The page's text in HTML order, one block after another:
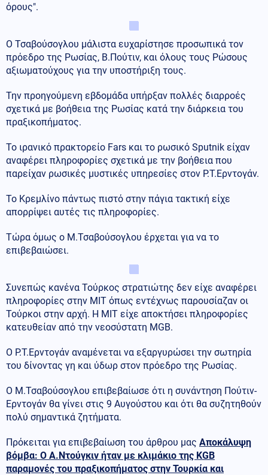
όρους".
Ο Τσαβούσογλου μάλιστα ευχαρίστησε προσωπικά τον
πρόεδρο της Ρωσίας, Β.Πούτιν, και όλους τους Ρώσους
αξιωματούχους για την υποστήριξη τους.
Την προηγούμενη εβδομάδα υπήρξαν πολλές διαρροές
σχετικά με βοήθεια της Ρωσίας κατά την διάρκεια του
πραξικοπήματος.
Το ιρανικό πρακτορείο Fars και το ρωσικό Sputnik είχαν
αναφέρει πληροφορίες σχετικά με την βοήθεια που
παρείχαν ρωσικές μυστικές υπηρεσίες στον Ρ.Τ.Ερντογάν.
Το Κρεμλίνο πάντως πιστό στην πάγια τακτική είχε
απορρίψει αυτές τις πληροφορίες.
Τώρα όμως ο Μ.Τσαβούσογλου έρχεται για να το
επιβεβαιώσει.
Συνεπώς κανένα Τούρκος στρατιώτης δεν είχε αναφέρει
πληροφορίες στην ΜΙΤ όπως εντέχνως παρουσίαζαν οι
Τούρκοι στην αρχή. Η ΜΙΤ είχε αποκτήσει πληροφορίες
κατευθείαν από την νεοσύστατη MGB.
Ο Ρ.Τ.Ερντογάν αναμένεται να εξαργυρώσει την σωτηρία
του δίνοντας γη και ύδωρ στον πρόεδρο της Ρωσίας.
Ο Μ.Τσαβούσογλου επιβεβαίωσε ότι η συνάντηση Πούτιν-
Ερντογάν θα γίνει στις 9 Αυγούστου και ότι θα συζητηθούν
πολύ σημαντικά ζητήματα.
Πρόκειται για επιβεβαίωση του άρθρου μας Αποκάλυψη
βόμβα: Ο Α.Ντούγκιν ήταν με κλιμάκιο της KGB
παραμονές του πραξικοπήματος στην Τουρκία και